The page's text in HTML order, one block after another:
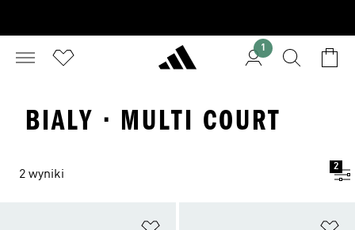
1
BIALY · MULTI COURT
2 wyniki
2